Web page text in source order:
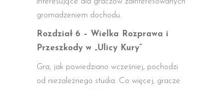
gromadzeniem dochodu.
Rozdział 6 – Wielka Rozprawa i
Przeszkody w „Ulicy Kury”
Gra, jak powiedziano wcześniej, pochodzi
od niezależnego studia. Co więcej, gracze